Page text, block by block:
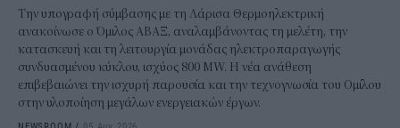
Την υπογραφή σύμβασης με τη Λάρισα Θερμοηλεκτρική
ανακοίνωσε ο Όμιλος ΑΒΑΞ, αναλαμβάνοντας τη μελέτη, την
κατασκευή και τη λειτουργία μονάδας ηλεκτροπαραγωγής
συνδυασμένου κύκλου, ισχύος 800 MW. Η νέα ανάθεση
επιβεβαιώνει την ισχυρή παρουσία και την τεχνογνωσία του Ομίλου
στην υλοποίηση μεγάλων ενεργειακών έργων.